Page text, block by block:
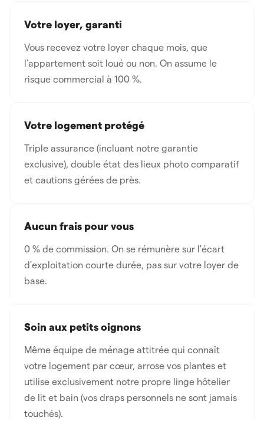
Votre loyer, garanti
Vous recevez votre loyer chaque mois, que
l'appartement soit loué ou non. On assume le
risque commercial à 100 %.
Votre logement protégé
Triple assurance (incluant notre garantie
exclusive), double état des lieux photo comparatif
et cautions gérées de près.
Aucun frais pour vous
0 % de commission. On se rémunère sur l'écart
d'exploitation courte durée, pas sur votre loyer de
base.
Soin aux petits oignons
Même équipe de ménage attitrée qui connaît
votre logement par cœur, arrose vos plantes et
utilise exclusivement notre propre linge hôtelier
de lit et bain (vos draps personnels ne sont jamais
touchés).